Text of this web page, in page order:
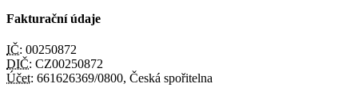
Fakturační údaje
IČ: 00250872
DIČ: CZ00250872
Účet: 661626369/0800, Česká spořitelna